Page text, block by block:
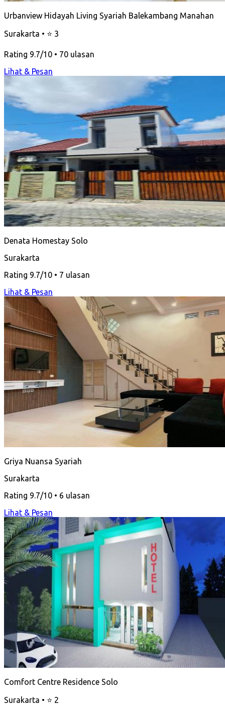
Urbanview Hidayah Living Syariah Balekambang Manahan
Surakarta • ⭐ 3
Rating 9.7/10 • 70 ulasan
Lihat & Pesan
Denata Homestay Solo
Surakarta
Rating 9.7/10 • 7 ulasan
Lihat & Pesan
Griya Nuansa Syariah
Surakarta
Rating 9.7/10 • 6 ulasan
Lihat & Pesan
Comfort Centre Residence Solo
Surakarta • ⭐ 2